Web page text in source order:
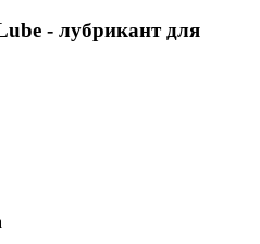
- лубрикант для